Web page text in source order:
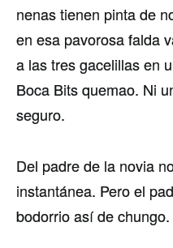
nenas tienen pinta de
en esa pavorosa falda
a las tres gacelillas en
Boca Bits quemao. Ni
seguro.
Del padre de la novia
instantánea. Pero el
bodorrio así de chungo.